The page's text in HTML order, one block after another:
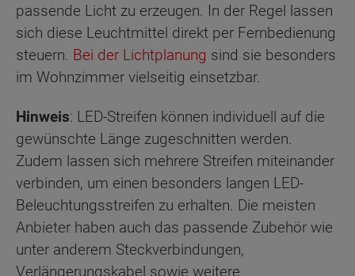
passende Licht zu erzeugen. In der Regel lassen
sich diese Leuchtmittel direkt per Fernbedienung
steuern. Bei der Lichtplanung sind sie besonders
im Wohnzimmer vielseitig einsetzbar.
Hinweis: LED-Streifen können individuell auf die
gewünschte Länge zugeschnitten werden.
Zudem lassen sich mehrere Streifen miteinander
verbinden, um einen besonders langen LED-
Beleuchtungsstreifen zu erhalten. Die meisten
Anbieter haben auch das passende Zubehör wie
unter anderem Steckverbindungen,
Verlängerungskabel sowie weitere